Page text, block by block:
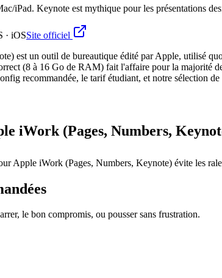
iPad. Keynote est mythique pour les présentations
· iOSSite officiel
est un outil de bureautique édité par Apple, utilisé
(8 à 16 Go de RAM) fait l'affaire pour la majorité
recommandée, le tarif étudiant, et notre sélection
iWork (Pages, Numbers,
Apple iWork (Pages, Numbers, Keynote) évite les
le bon compromis, ou pousser sans frustration.